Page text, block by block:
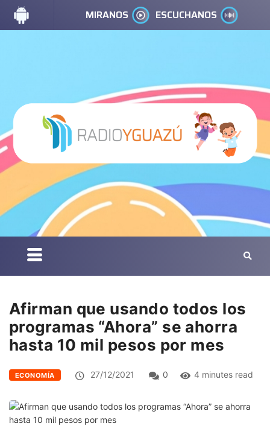
MIRANOS ESCUCHANOS
Afirman que usando todos los
programas “Ahora” se ahorra
hasta 10 mil pesos por mes
ECONOMÍA 27/12/2021 0 4 minutes read